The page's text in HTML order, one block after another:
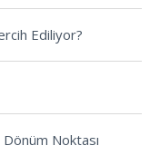
Ediliyor?
Noktası